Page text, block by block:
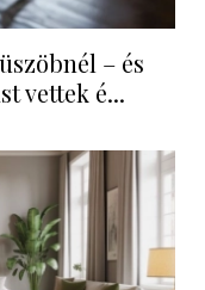
– és
vettek é...